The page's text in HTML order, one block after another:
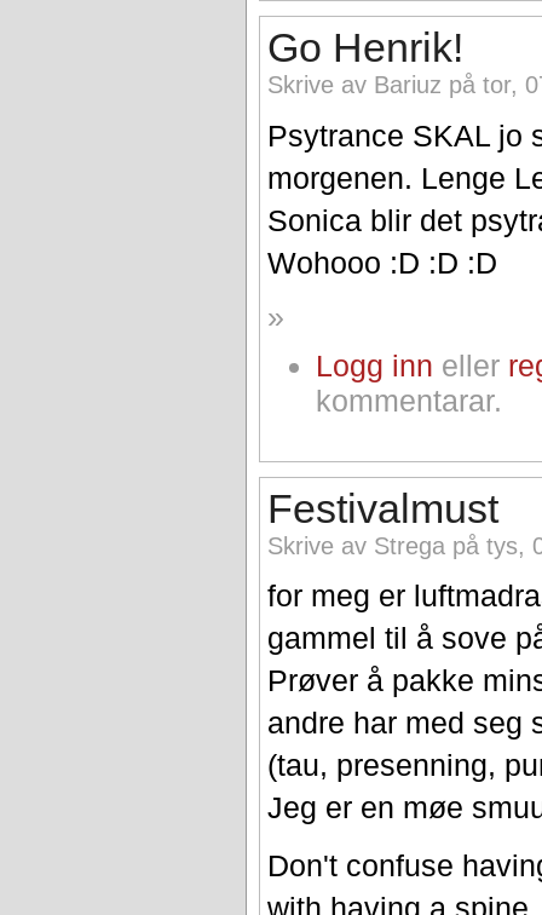
Go Henrik!
Skrive av Bariuz på tor,
Psytrance SKAL jo
morgenen. Lenge
Sonica blir det
Wohooo :D :D :D
»
Logg inn eller
kommentarar.
Festivalmust
Skrive av Strega på tys,
for meg er
gammel til å sove
Prøver å pakke
andre har med seg
(tau, presenning,
Jeg er en møe
Don't confuse
with having a spine